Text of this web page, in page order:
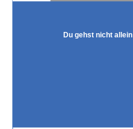
Du gehst nicht allein